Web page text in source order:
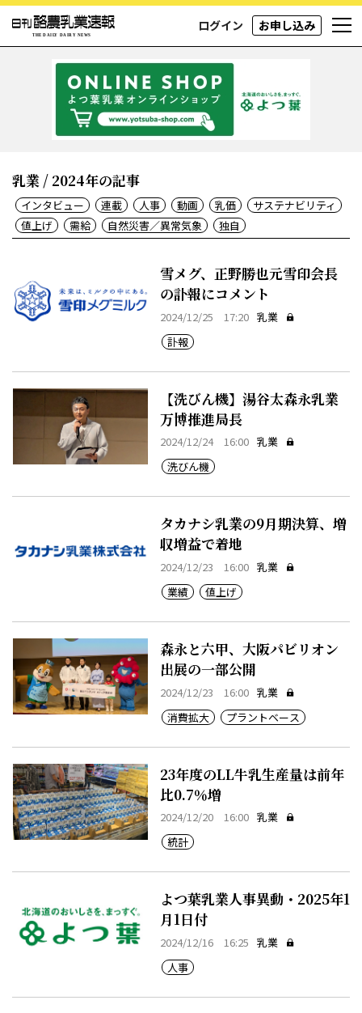
ログイン お申し込み
乳業 / 2024年の記事
インタビュー 連載 人事 動画 乳価
サステナビリティ
値上げ
需給 自然災害／異常気象 独自
雪メグ、正野勝也元雪印会長
の訃報にコメント
2024/12/25 17:20 乳業
訃報
【洗びん機】湯谷太森永乳業
万博推進局長
2024/12/24 16:00 乳業
洗びん機
タカナシ乳業の9月期決算、増
収増益で着地
2024/12/23 16:00 乳業
業績
値上げ
森永と六甲、大阪パビリオン
出展の一部公開
2024/12/23 16:00 乳業
消費拡大
プラントベース
23年度のLL牛乳生産量は前年
比0.7％増
2024/12/20 16:00 乳業
統計
よつ葉乳業人事異動・2025年1
月1日付
2024/12/16 16:25 乳業
人事